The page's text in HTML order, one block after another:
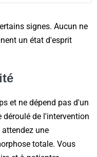
signes. Aucun ne
un état d'esprit
et ne dépend pas d'un
déroulé de l'intervention
une
totale. Vous